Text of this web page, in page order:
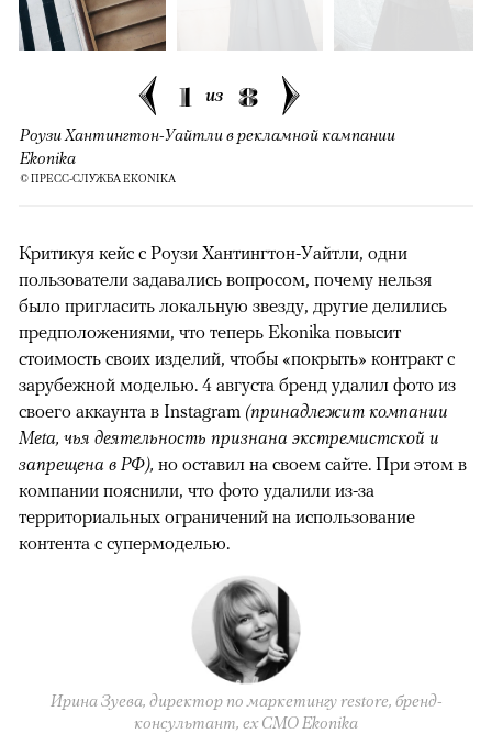
1 из 8
Роузи Хантингтон-Уайтли в рекламной кампании
Ekonika
© ПРЕСС-СЛУЖБА EKONIKA
Критикуя кейс с Роузи Хантингтон-Уайтли, одни
пользователи задавались вопросом, почему нельзя
было пригласить локальную звезду, другие делились
предположениями, что теперь Ekonika повысит
стоимость своих изделий, чтобы «покрыть» контракт с
зарубежной моделью. 4 августа бренд удалил фото из
своего аккаунта в Instagram (принадлежит компании
Meta, чья деятельность признана экстремистской и
запрещена в РФ), но оставил на своем сайте. При этом в
компании пояснили, что фото удалили из-за
территориальных ограничений на использование
контента с супермоделью.
Ирина Зуева, директор по маркетингу restore, бренд-
консультант, eх CMO Ekonika